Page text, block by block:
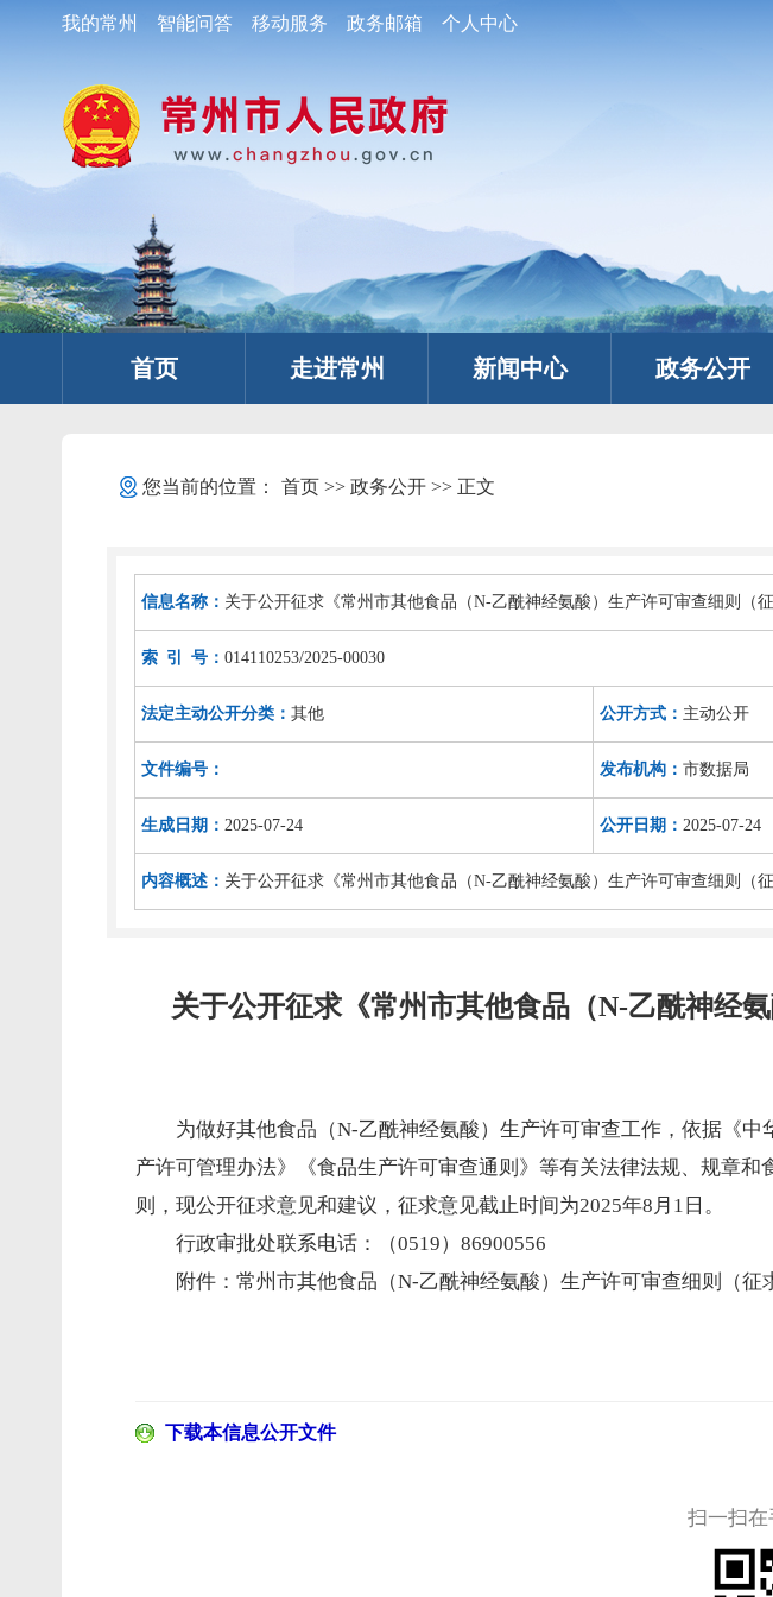
我的常州 智能问答 移动服务 政务邮箱 个人中心
首页 走进常州 新闻中心 政务公开
您当前的位置： 首页>> 政务公开>> 正文
信息名称： 关于公开征求《常州市其他食品（N-乙酰神经氨酸）生产许可审查细则（
索 引 号： 014110253/2025-00030
法定主动公开分类： 其他 公开方式： 主动公开
文件编号： 发布机构： 市数据局
生成日期： 2025-07-24 公开日期： 2025-07-24
内容概述： 关于公开征求《常州市其他食品（N-乙酰神经氨酸）生产许可审查细则（
关于公开征求《常州市其他食品（N-乙酰神经
为做好其他食品（N-乙酰神经氨酸）生产许可审查工作，依据《
产许可管理办法》《食品生产许可审查通则》等有关法律法规、规章
则，现公开征求意见和建议，征求意见截止时间为2025年8月1日。
行政审批处联系电话：（0519）86900556
附件： 常州市其他食品（N-乙酰神经氨酸）生产许可审查细则（征
下载本信息公开文件
扫一扫